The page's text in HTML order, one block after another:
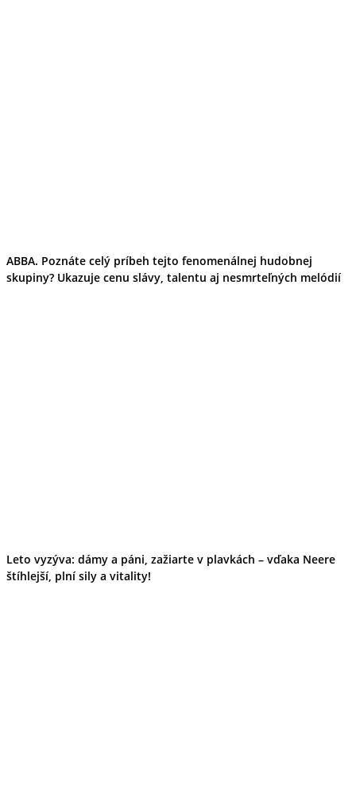
ABBA. Poznáte celý príbeh tejto fenomenálnej hudobnej
skupiny? Ukazuje cenu slávy, talentu aj nesmrteľných melódií
Leto vyzýva: dámy a páni, zažiarte v plavkách – vďaka Neere
štíhlejší, plní sily a vitality!